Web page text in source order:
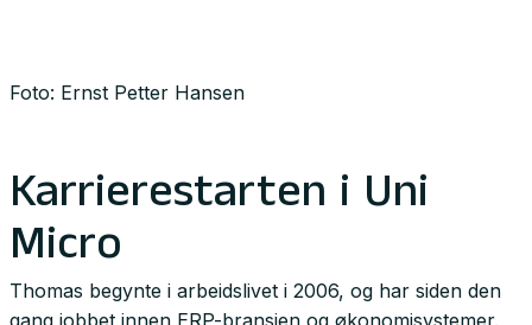
Foto: Ernst Petter Hansen
Karrierestarten i Uni
Micro
Thomas begynte i arbeidslivet i 2006, og har siden den
gang jobbet innen ERP-bransjen og økonomisystemer.